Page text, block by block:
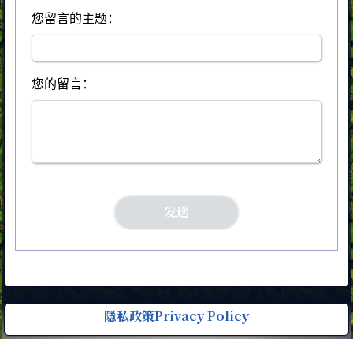
您留言的主题：
您的留言：
隱私政策Privacy Policy